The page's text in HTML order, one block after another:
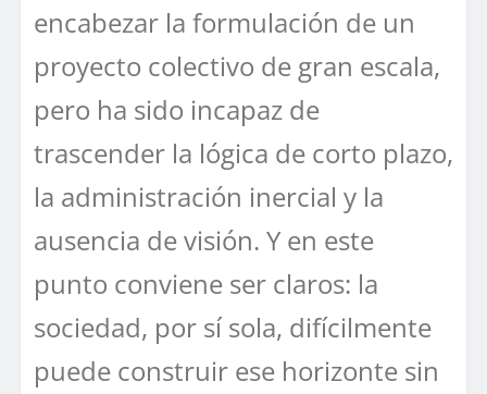
encabezar la formulación de un
proyecto colectivo de gran escala,
pero ha sido incapaz de
trascender la lógica de corto plazo,
la administración inercial y la
ausencia de visión. Y en este
punto conviene ser claros: la
sociedad, por sí sola, difícilmente
puede construir ese horizonte sin